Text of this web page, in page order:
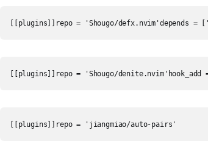
[[plugins]]repo = 'Shougo/defx.nvim'depends
[[plugins]]repo = 'Shougo/
[[plugins]]repo = 'jiangmiao/auto-pairs'